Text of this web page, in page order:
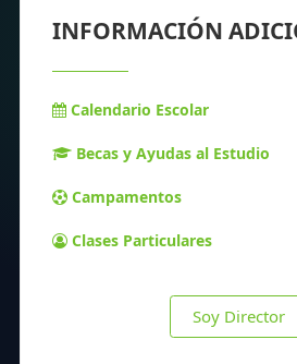
INFORMACIÓN
Calendario Escolar
Becas y Ayudas al Estudio
Campamentos
Clases Particulares
Soy Director